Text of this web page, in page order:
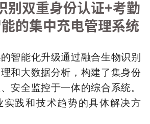
别双重身份认证+考勤
的集中充电管理系统
的智能化升级通过融合生物识别
和大数据分析，构建了集身份
安全监控于一体的综合系统。
实践和技术趋势的具体解决方